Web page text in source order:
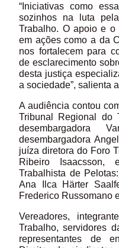
“Iniciativas como
sozinhos na luta
Trabalho. O apoio e o
em ações como a da
nos fortalecem para
de esclarecimento
desta justiça
a sociedade”, salienta
A audiência contou
Tribunal Regional do
desembargadora
desembargadora
juíza diretora do Foro
Ribeiro
Trabalhista de
Ana Ilca Härter
Frederico Russomano
Vereadores,
Trabalho, servidores
representantes de